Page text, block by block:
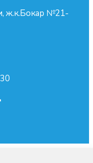
ж.к.Бокар №21-